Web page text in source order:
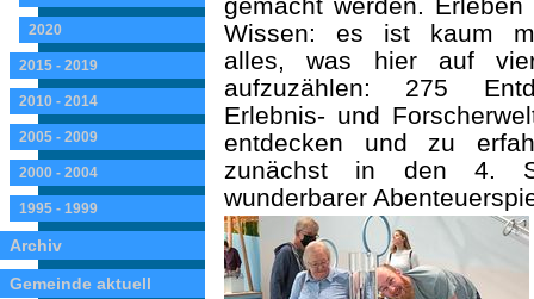
2020
2015 - 2019
2010 - 2014
2005 - 2009
2000 - 2004
1995 - 1999
Archiv
Gemeinde aktuell
Wissen: es ist kaum
alles, was hier auf
aufzuzählen: 275
Erlebnis- und
entdecken und zu
zunächst in den 4.
wunderbarer